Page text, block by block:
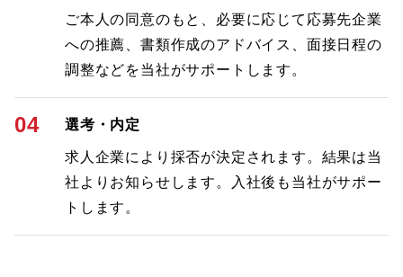
ご本人の同意のもと、必要に応じて応募先企業
への推薦、書類作成のアドバイス、面接日程の
調整などを当社がサポートします。
04 選考・内定
求人企業により採否が決定されます。結果は当
社よりお知らせします。入社後も当社がサポー
トします。